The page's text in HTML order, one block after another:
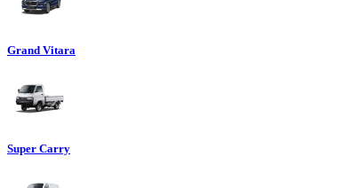
Grand Vitara
Super Carry